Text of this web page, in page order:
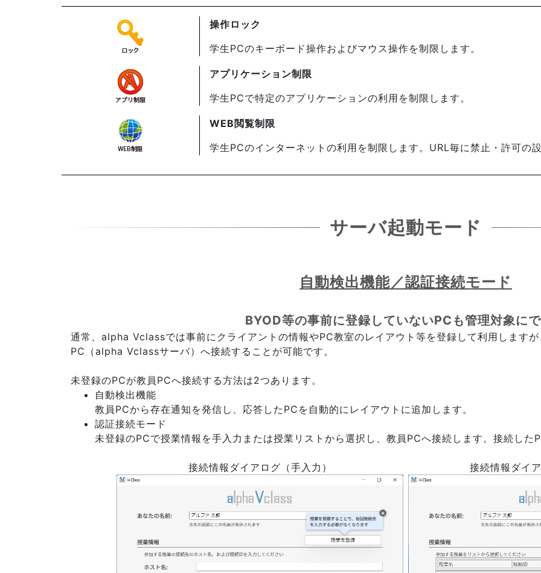
操作ロック
学生PCのキーボード操作およびマウス操作を制限します。
アプリケーション制限
学生PCで特定のアプリケーションの利用を制限します。
WEB閲覧制限
学生PCのインターネットの利用を制限します。URL毎に禁止・許可の設
サーバ起動モード
自動検出機能／認証接続モード
BYOD等の事前に登録していないPCも管理対象に
通常、alpha Vclassでは事前にクライアントの情報やPC教室のレイアウト等を登録して利用します
PC（alpha Vclassサーバ）へ接続することが可能です。
未登録のPCが教員PCへ接続する方法は2つあります。
自動検出機能
教員PCから存在通知を発信し、応答したPCを自動的にレイアウトに追加します。
認証接続モード
未登録のPCで授業情報を手入力または授業リストから選択し、教員PCへ接続します。接続した
接続情報ダイアログ（手入力） 接続情報ダイ